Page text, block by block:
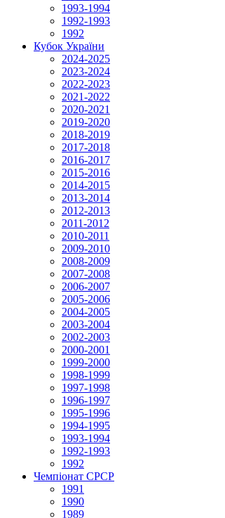
1993-1994
1992-1993
1992
Кубок України
2024-2025
2023-2024
2022-2023
2021-2022
2020-2021
2019-2020
2018-2019
2017-2018
2016-2017
2015-2016
2014-2015
2013-2014
2012-2013
2011-2012
2010-2011
2009-2010
2008-2009
2007-2008
2006-2007
2005-2006
2004-2005
2003-2004
2002-2003
2000-2001
1999-2000
1998-1999
1997-1998
1996-1997
1995-1996
1994-1995
1993-1994
1992-1993
1992
Чемпіонат СРСР
1991
1990
1989